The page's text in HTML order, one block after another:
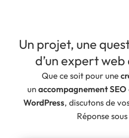
Un projet, une
d’un expert web
Que ce soit pour une
unaccompagnement SEO
WordPress, discutons de
Réponse